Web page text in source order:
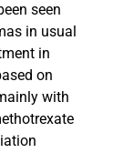
seen
in usual
in
on
with